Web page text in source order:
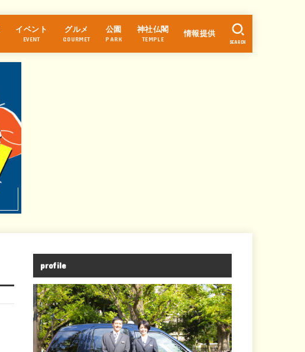
イベント
EVENT
グルメ
GOURMET
公園
PARK
神社仏閣
TEMPLE
情報提供
SEARCH
profile